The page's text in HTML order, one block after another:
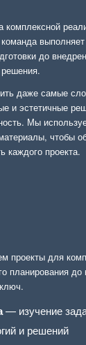
до
даже самые
и эстетичные
Мы
чтобы
каждого проекта.
проекты для
планирования до
— изучение
и решений